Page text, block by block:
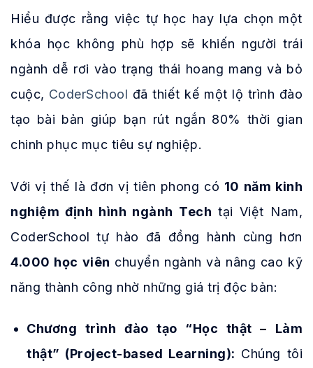
Hiểu được rằng việc tự học hay lựa chọn một
khóa học không phù hợp sẽ khiến người trái
ngành dễ rơi vào trạng thái hoang mang và bỏ
cuộc, CoderSchool đã thiết kế một lộ trình đào
tạo bài bản giúp bạn rút ngắn 80% thời gian
chinh phục mục tiêu sự nghiệp.
Với vị thế là đơn vị tiên phong có 10 năm kinh
nghiệm định hình ngành Tech tại Việt Nam,
CoderSchool tự hào đã đồng hành cùng hơn
4.000 học viên chuyển ngành và nâng cao kỹ
năng thành công nhờ những giá trị độc bản:
Chương trình đào tạo “Học thật – Làm
thật” (Project-based Learning): Chúng tôi